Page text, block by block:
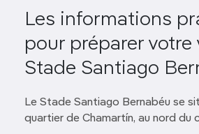
Les informations
pour préparer votre
Stade Santiago
Le Stade Santiago Bernabéu se
quartier de Chamartín, au nord du